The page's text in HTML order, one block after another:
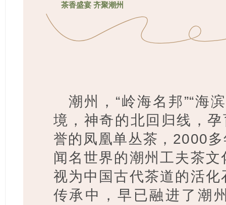
茶香盛宴 齐聚潮州
潮州，“岭海名邦”“海
境，神奇的北回归线，
誉的凤凰单丛茶，2000
闻名世界的潮州工夫茶
视为中国古代茶道的活
传承中，早已融进了潮